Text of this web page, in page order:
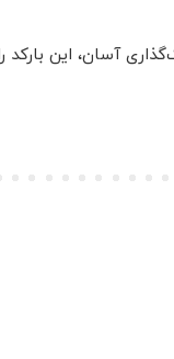
آسان، این بارکد را